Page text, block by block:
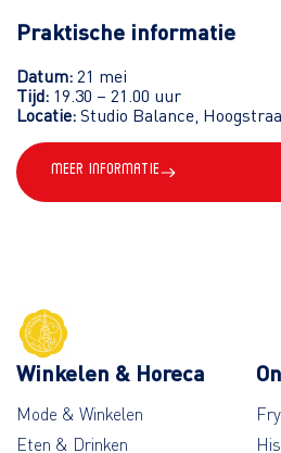
Praktische informatie
Datum: 21 mei
Tijd: 19.30 – 21.00 uur
Locatie: Studio Balance,
Meer informatie
Winkelen & Horeca
Mode & Winkelen
Eten & Drinken